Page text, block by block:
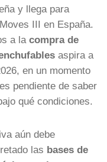
y llega para
III en España.
a la compra de
aspira a
en un momento
pendiente de saber
qué condiciones.
aún debe
las bases de